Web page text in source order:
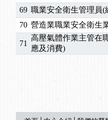
69 職業安全衛生管理員(
70 營造業職業安全衛生
71
高壓氣體作業主管在
應及消費)